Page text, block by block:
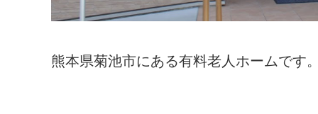
熊本県菊池市にある有料老人ホームです